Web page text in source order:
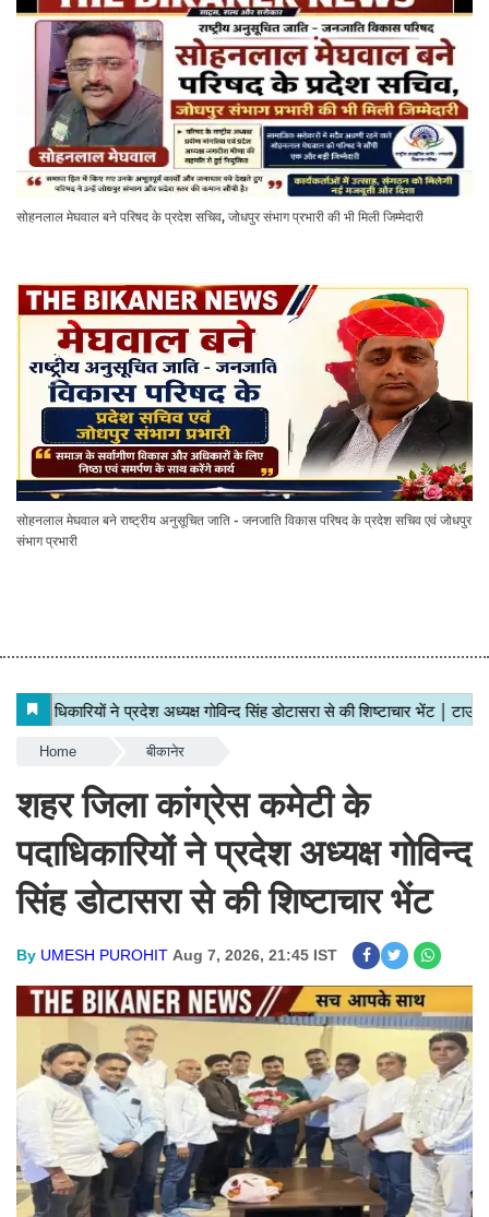
सोहनलाल मेघवाल बने परिषद के प्रदेश सचिव, जोधपुर संभाग प्रभारी की भी मिली जिम्मेदारी
सोहनलाल मेघवाल बने राष्ट्रीय अनुसूचित जाति - जनजाति विकास परिषद के प्रदेश सचिव एवं जोधपुर
संभाग प्रभारी
Home बीकानेर
शहर जिला कांग्रेस कमेटी के
पदाधिकारियों ने प्रदेश अध्यक्ष गोविन्द
सिंह डोटासरा से की शिष्टाचार भेंट
By UMESH PUROHIT Aug 7, 2026, 21:45 IST